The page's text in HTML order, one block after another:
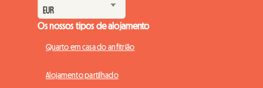
Os nossos tipos de alojamento
Quarto em casa do anfitrião
Alojamento partilhado